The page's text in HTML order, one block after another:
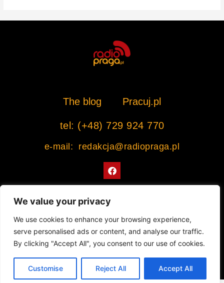
We value your privacy
We use cookies to enhance your browsing experience,
serve personalised ads or content, and analyse our traffic.
By clicking "Accept All", you consent to our use of cookies.
Customise Reject All Accept All
The blog Pracuj.pl
tel: (+48) 729 924 770
e-mail: redakcja@radiopraga.pl
F
a
c
o
k
Współpracujemy z Muzeum Warszawskiej Pragi
© 2022 All rights Reserved. Radiopraga.pl
Projekt strony internetowej: tomasz-kaminski.pl